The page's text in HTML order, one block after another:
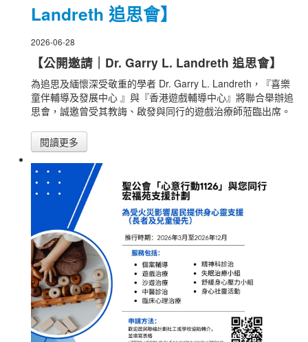
Landreth 追思會】
2026-06-28
【公開邀請｜Dr. Garry L. Landreth 追思會】
為追思及緬懷深受敬重的學者 Dr. Garry L. Landreth，『喜樂
童伴輔導及發展中心 』與『香港遊戲輔導中心』將聯合舉辦追
思會，誠邀曾受其教誨、啟發與同行的遊戲治療師蒞臨出席。
閱讀更多